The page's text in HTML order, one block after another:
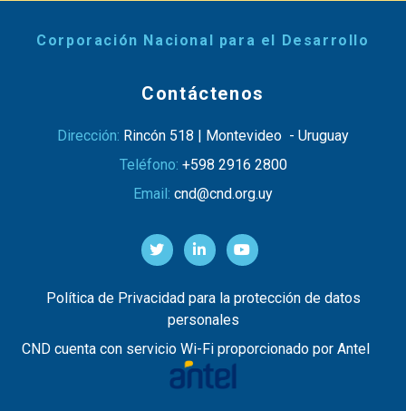
Corporación Nacional para el Desarrollo
Contáctenos
Dirección: Rincón 518 | Montevideo - Uruguay
Teléfono: +598 2916 2800
Email: cnd@cnd.org.uy
Política de Privacidad para la protección de datos
personales
CND cuenta con servicio Wi-Fi proporcionado por Antel